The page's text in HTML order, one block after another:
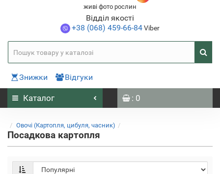
живі фото рослин
Відділ якості
+38 (068) 459-66-84Viber
Знижки Відгуки
Каталог : 0
Овочі (Картопля, цибуля, часник)
Посадкова картопля